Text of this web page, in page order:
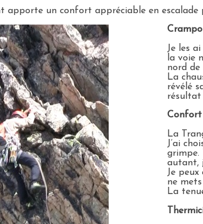
apporte un confort appréciable en escalade
Je les
la voie
nord de
La
révélé
résultat
Confort
La
J’ai
grimpe.
autant,
Je
ne
La